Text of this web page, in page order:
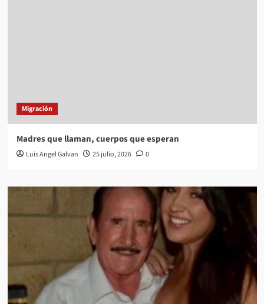
Migración
Madres que llaman, cuerpos que esperan
Luis Angel Galvan 25 julio, 2026 0